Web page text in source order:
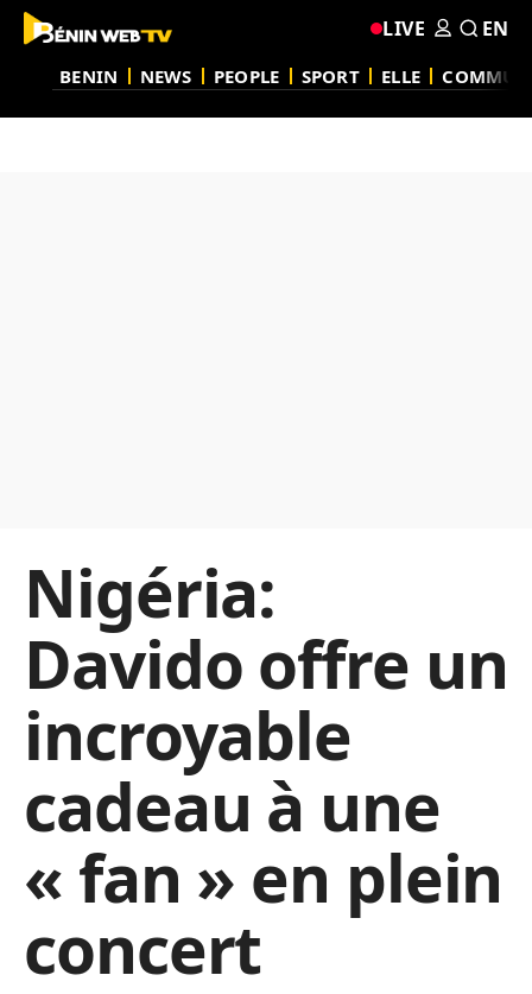
BENIN NEWS PEOPLE SPORT ELLE
LIVE EN
Nigéria:
Davido offre un
incroyable
cadeau à une
« fan » en plein
concert